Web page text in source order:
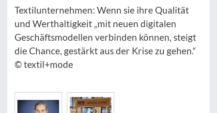
Textilunternehmen: Wenn sie ihre Qualität
und Werthaltigkeit „mit neuen digitalen
Geschäftsmodellen verbinden können, steigt
die Chance, gestärkt aus der Krise zu gehen.“
© textil+mode